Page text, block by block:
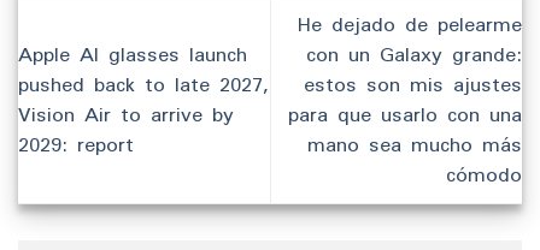
Apple AI glasses launch
pushed back to late 2027,
Vision Air to arrive by
2029: report
He dejado de pelearme
con un Galaxy grande:
estos son mis ajustes
para que usarlo con una
mano sea mucho más
cómodo